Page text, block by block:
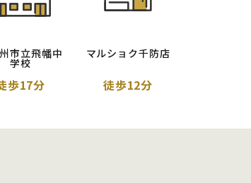
市立飛幡中
学校
歩17分
マルショク千防店
徒歩12分